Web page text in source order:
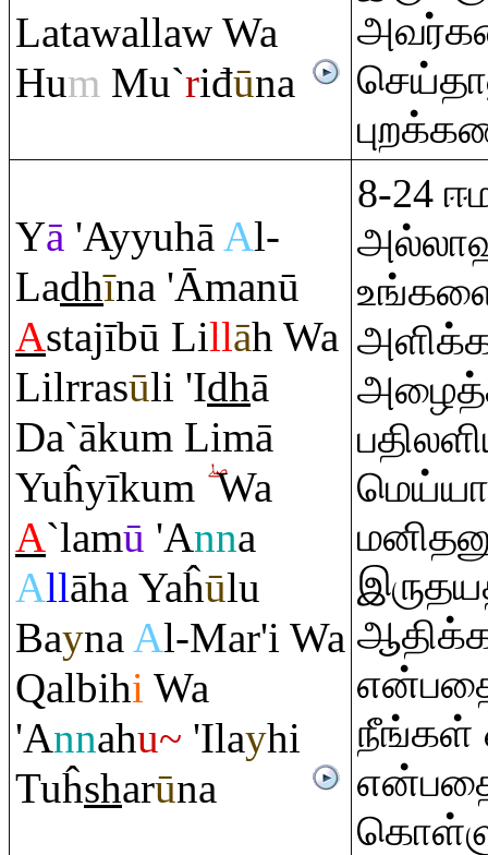
Latawallaw Wa
Hum Mu`riđūna
Yā 'AyyuhāAl-
Ladhīna 'Āmanū
Astajībū Lillāh Wa
Lilrrasūli 'Idhā
Da`ākum Limā
Yuĥyīkum Wa
A`lamū 'Anna
Allāha Yaĥūlu
BaynaAl-Mar'i Wa
Qalbihi Wa
'Annahu~ 'Ilayhi
Tuĥsharūna
8-24
நீங்கள்